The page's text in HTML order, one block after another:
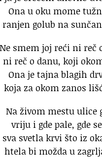
Ona u oku mome
ranjen golub na
Ne smem joj reći ni reč
ni reč o danu, koji
Ona je tajna blagih
koja za okom zanos
Na živom mestu ulice
vriju i gde pale, gde
sva svetla krvi što iz
htela bi možda u